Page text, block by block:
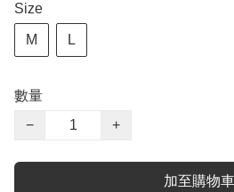
Size
M L
數量
−
+
加至購物車